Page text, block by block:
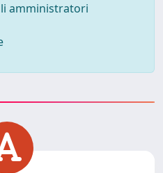
amministratori